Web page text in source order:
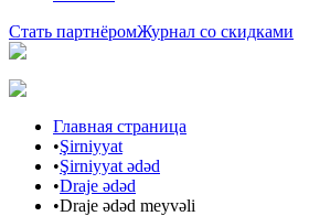
Стать партнёромЖурнал со скидками
Главная страница
•Şirniyyat
•Şirniyyat ədəd
•Draje ədəd
•Draje ədəd meyvəli